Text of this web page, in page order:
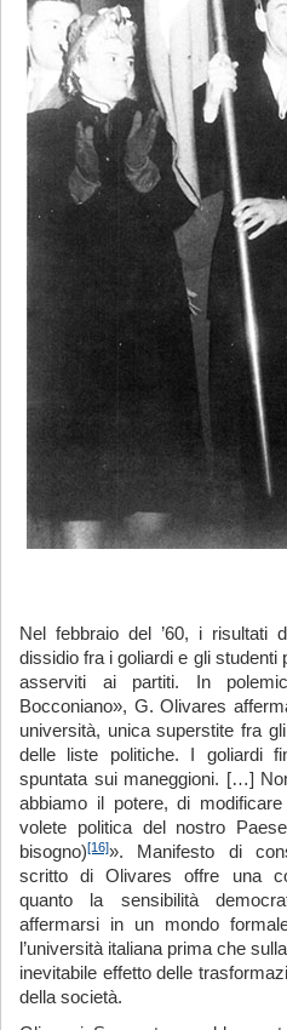
Nel febbraio del ’60, i risultati
dissidio fra i goliardi e gli studenti
asserviti ai partiti. In
Bocconiano», G. Olivares
università, unica superstite fra
delle liste politiche. I goliardi
spuntata sui maneggioni. […]
abbiamo il potere, di
volete politica del nostro
bisogno)[16]». Manifesto di
scritto di Olivares offre una
quanto la sensibilità
affermarsi in un mondo
l’università italiana prima che
inevitabile effetto delle
della società.